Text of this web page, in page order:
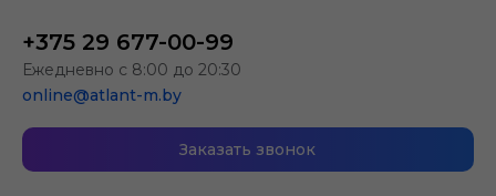
+375 29 677-00-99
Ежедневно с 8:00 до 20:30
online@atlant-m.by
Заказать звонок